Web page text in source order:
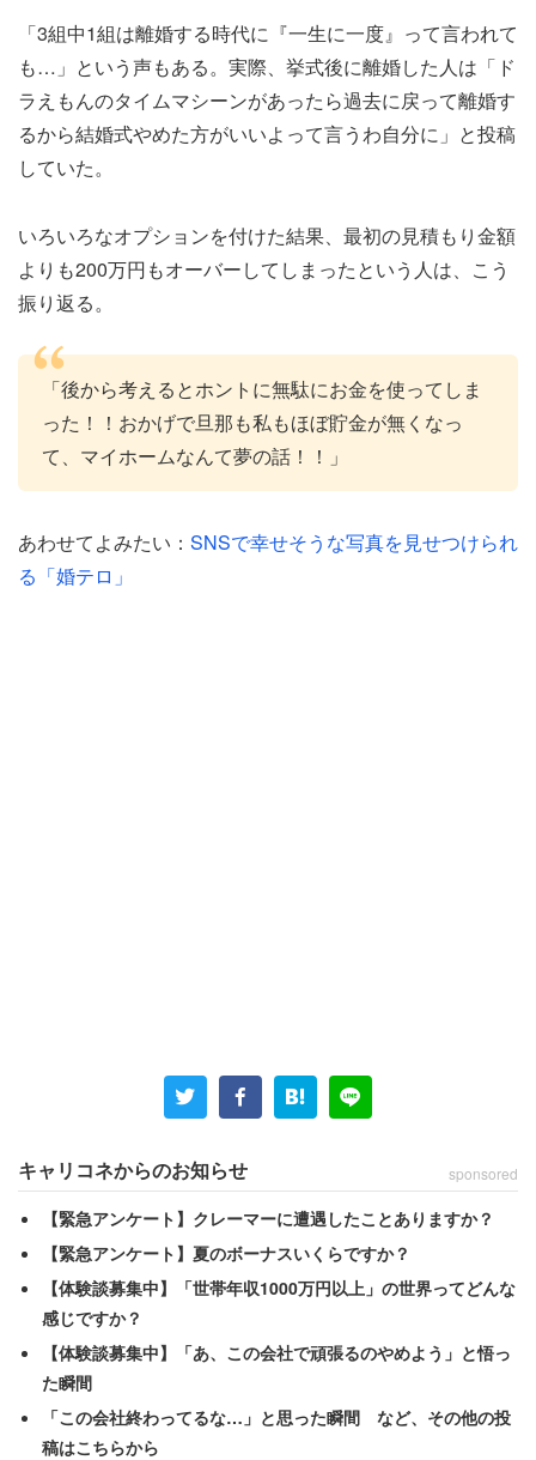
「3組中1組は離婚する時代に『一生に一度』って言われて
も…」という声もある。実際、挙式後に離婚した人は「ド
ラえもんのタイムマシーンがあったら過去に戻って離婚す
るから結婚式やめた方がいいよって言うわ自分に」と投稿
していた。
いろいろなオプションを付けた結果、最初の見積もり金額
よりも200万円もオーバーしてしまったという人は、こう
振り返る。
「後から考えるとホントに無駄にお金を使ってしま
った！！おかげで旦那も私もほぼ貯金が無くなっ
て、マイホームなんて夢の話！！」
あわせてよみたい： SNSで幸せそうな写真を見せつけられ
る「婚テロ」
キャリコネからのお知らせ sponsored
【緊急アンケート】クレーマーに遭遇したことありますか？
【緊急アンケート】夏のボーナスいくらですか？
【体験談募集中】「世帯年収1000万円以上」の世界ってどんな
感じですか？
【体験談募集中】「あ、この会社で頑張るのやめよう」と悟っ
た瞬間
「この会社終わってるな…」と思った瞬間 など、その他の投
稿はこちらから